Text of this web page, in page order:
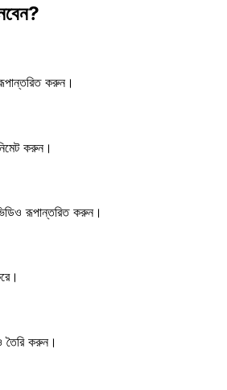
রূপান্তরিত করুন।
করুন।
ভিডিও রূপান্তরিত করুন।
তৈরি করুন।